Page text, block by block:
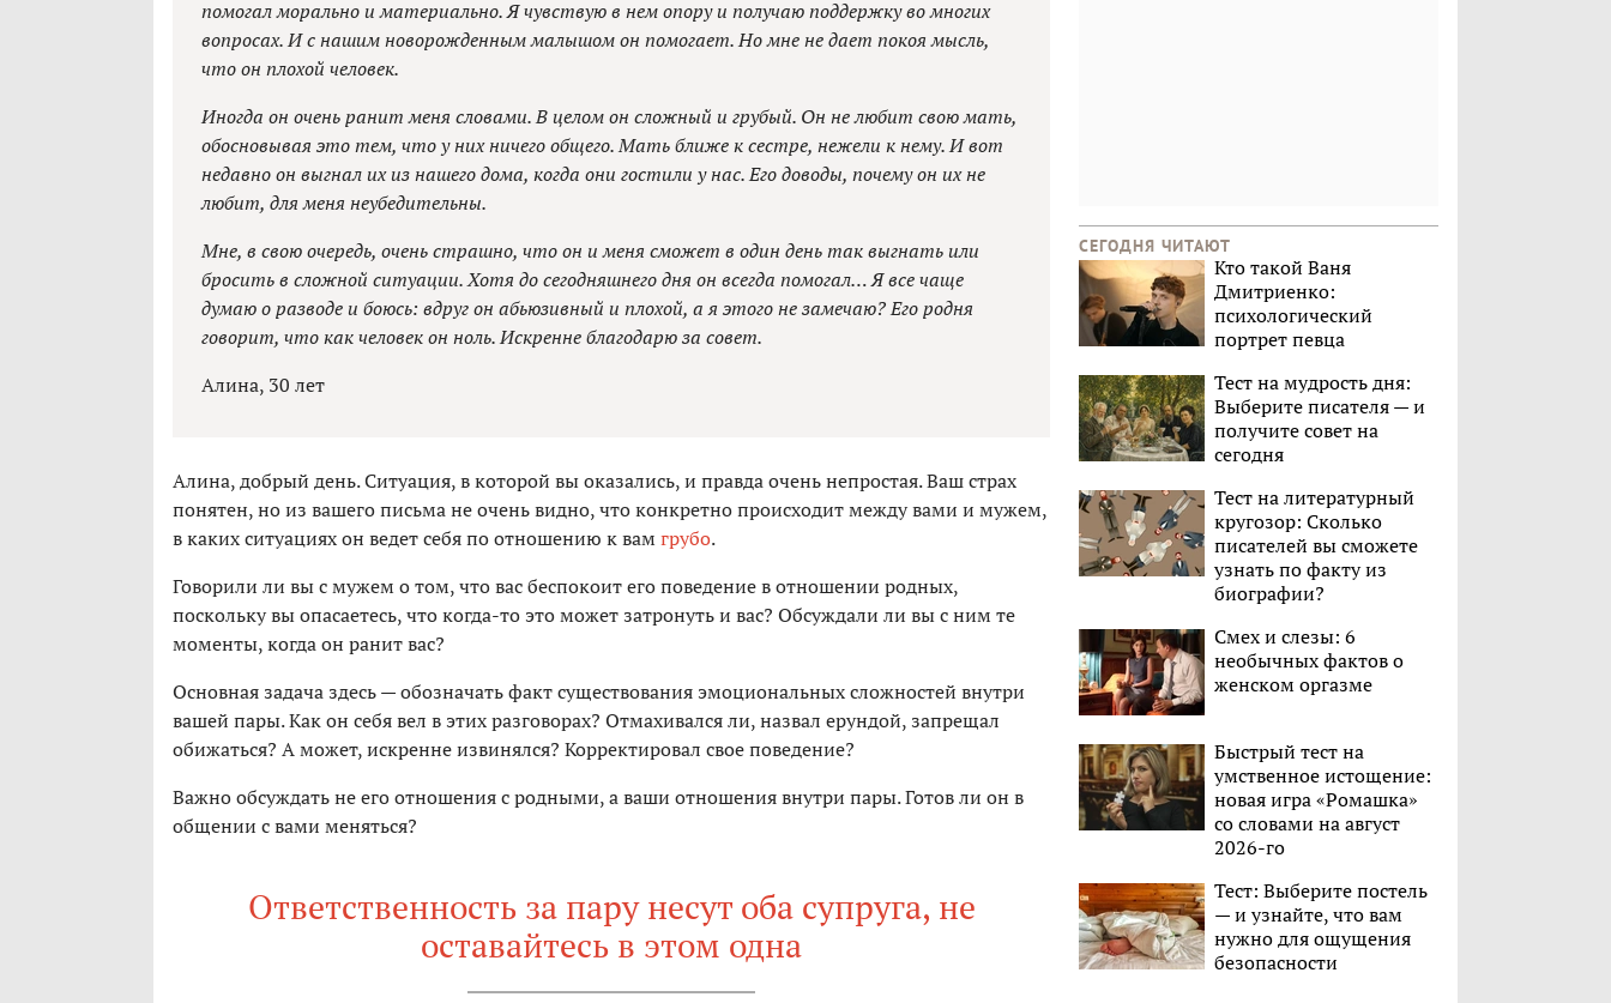
помогал морально и материально. Я чувствую в нем опору и получаю поддержку во многих
вопросах. И с нашим новорожденным малышом он помогает. Но мне не дает покоя мысль,
что он плохой человек.
Иногда он очень ранит меня словами. В целом он сложный и грубый. Он не любит свою мать,
обосновывая это тем, что у них ничего общего. Мать ближе к сестре, нежели к нему. И вот
недавно он выгнал их из нашего дома, когда они гостили у нас. Его доводы, почему он их не
любит, для меня неубедительны.
Мне, в свою очередь, очень страшно, что он и меня сможет в один день так выгнать или
бросить в сложной ситуации. Хотя до сегодняшнего дня он всегда помогал… Я все чаще
думаю о разводе и боюсь: вдруг он абьюзивный и плохой, а я этого не замечаю? Его родня
говорит, что как человек он ноль. Искренне благодарю за совет.
Алина, 30 лет
Алина, добрый день. Ситуация, в которой вы оказались, и правда очень непростая. Ваш страх
понятен, но из вашего письма не очень видно, что конкретно происходит между вами и мужем,
в каких ситуациях он ведет себя по отношению к вамгрубо.
Говорили ли вы с мужем о том, что вас беспокоит его поведение в отношении родных,
поскольку вы опасаетесь, что когда-то это может затронуть и вас? Обсуждали ли вы с ним те
моменты, когда он ранит вас?
Основная задача здесь — обозначать факт существования эмоциональных сложностей внутри
вашей пары. Как он себя вел в этих разговорах? Отмахивался ли, назвал ерундой, запрещал
обижаться? А может, искренне извинялся? Корректировал свое поведение?
Важно обсуждать не его отношения с родными, а ваши отношения внутри пары. Готов ли он в
общении с вами меняться?
Ответственность за пару несут оба супруга, не
оставайтесь в этом одна
СЕГОДНЯ ЧИТАЮТ
Кто такой Ваня
Дмитриенко:
психологический
портрет певца
Тест на мудрость дня:
Выберите писателя — и
получите совет на
сегодня
Тест на литературный
кругозор: Сколько
писателей вы сможете
узнать по факту из
биографии?
Смех и слезы: 6
необычных фактов о
женском оргазме
Быстрый тест на
умственное истощение:
новая игра «Ромашка»
со словами на август
2026-го
Тест: Выберите постель
— и узнайте, что вам
нужно для ощущения
безопасности